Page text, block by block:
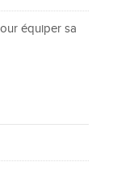
équiper sa